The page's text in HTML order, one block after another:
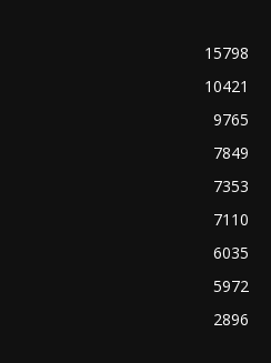
15798
10421
9765
7849
7353
7110
6035
5972
2896